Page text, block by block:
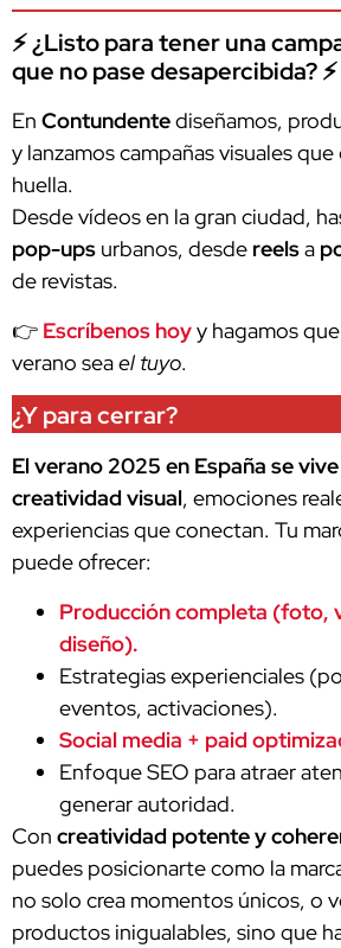
⚡ ¿Listo para tener una
que no pase desapercibida? ⚡
En Contundentediseñamos,
y lanzamos campañas visuales que
huella.
Desde vídeos en la gran ciudad,
pop-ups urbanos, desde reelsa
de revistas.
👉 Escríbenos hoyy hagamos
verano seael tuyo.
¿Y para cerrar?
El verano 2025 en España se
creatividad visual, emociones
experiencias que conectan. Tu
puede ofrecer:
Producción completa (foto,
diseño).
Estrategias experienciales
eventos, activaciones).
Social media + paid
Enfoque SEO para atraer
generar autoridad.
Con creatividad potente y
puedes posicionarte como la
no solo crea momentos únicos, o
productos inigualables, sino que